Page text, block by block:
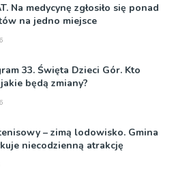
Na medycynę zgłosiło się ponad
na jedno miejsce
33. Święta Dzieci Gór. Kto
będą zmiany?
– zimą lodowisko. Gmina
niecodzienną atrakcję